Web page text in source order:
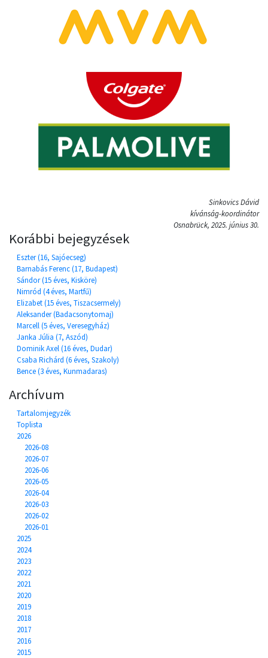
Sinkovics Dávid
kívánság-koordinátor
Osnabrück, 2025. június 30.
Korábbi bejegyzések
Eszter (16, Sajóecseg)
Barnabás Ferenc (17, Budapest)
Sándor (15 éves, Kisköre)
Nimród (4 éves, Martfű)
Elizabet (15 éves, Tiszacsermely)
Aleksander (Badacsonytomaj)
Marcell (5 éves, Veresegyház)
Janka Júlia (7, Aszód)
Dominik Axel (16 éves, Dudar)
Csaba Richárd (6 éves, Szakoly)
Bence (3 éves, Kunmadaras)
Archívum
Tartalomjegyzék
Toplista
2026
2026-08
2026-07
2026-06
2026-05
2026-04
2026-03
2026-02
2026-01
2025
2024
2023
2022
2021
2020
2019
2018
2017
2016
2015